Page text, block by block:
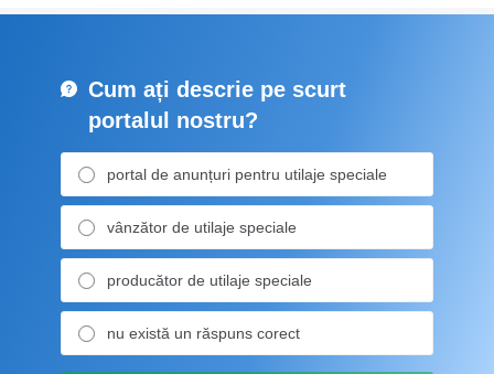
Cum ați descrie pe scurt
portalul nostru?
portal de anunțuri pentru utilaje speciale
vânzător de utilaje speciale
producător de utilaje speciale
nu există un răspuns corect